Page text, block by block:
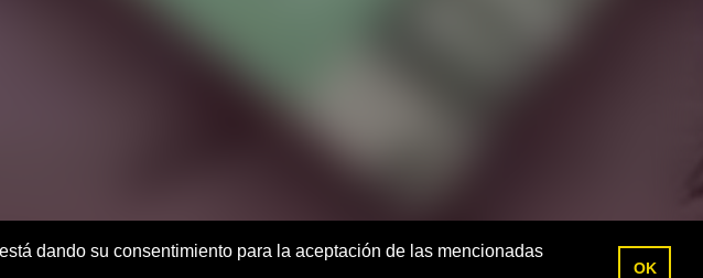
dando su consentimiento para la aceptación de las mencionadas
OK